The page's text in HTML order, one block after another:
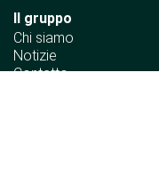
Il gruppo
Chi siamo
Notizie
Contatto